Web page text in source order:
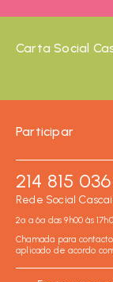
Carta Social
Participar
214 815 036
Rede Social
2ª a 6ª das 9h00 às
Chamada para
aplicado de acordo